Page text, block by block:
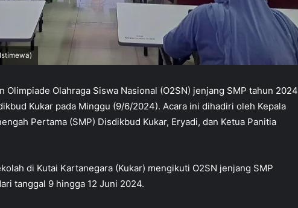
Olimpiade Olahraga Siswa Nasional (O2SN) jenjang SMP tahun 2024
Kukar pada Minggu (9/6/2024). Acara ini dihadiri oleh Kepala
Pertama (SMP) Disdikbud Kukar, Eryadi, dan Ketua Panitia
di Kutai Kartanegara (Kukar) mengikuti O2SN jenjang SMP
tanggal 9 hingga 12 Juni 2024.